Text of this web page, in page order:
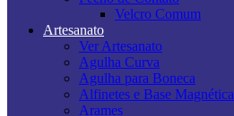
Velcro Comum
Artesanato
Ver Artesanato
Agulha Curva
Agulha para Boneca
Alfinetes e Base Magnética
Arames